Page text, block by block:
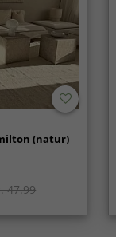
(natur)
47.99